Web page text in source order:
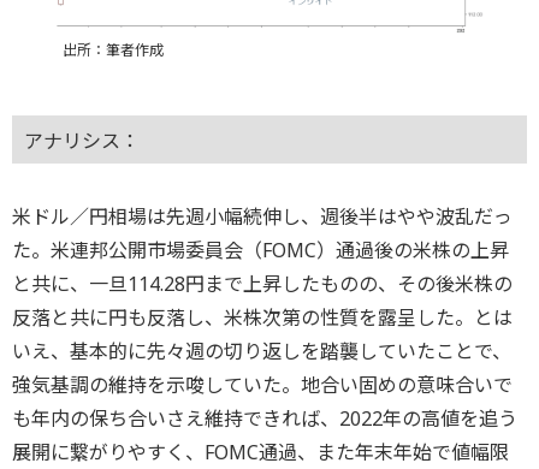
出所：筆者作成
アナリシス：
米ドル／円相場は先週小幅続伸し、週後半はやや波乱だっ
た。米連邦公開市場委員会（FOMC）通過後の米株の上昇
と共に、一旦114.28円まで上昇したものの、その後米株の
反落と共に円も反落し、米株次第の性質を露呈した。とは
いえ、基本的に先々週の切り返しを踏襲していたことで、
強気基調の維持を示唆していた。地合い固めの意味合いで
も年内の保ち合いさえ維持できれば、2022年の高値を追う
展開に繋がりやすく、FOMC通過、また年末年始で値幅限